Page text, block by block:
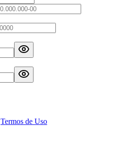
Termos de Uso